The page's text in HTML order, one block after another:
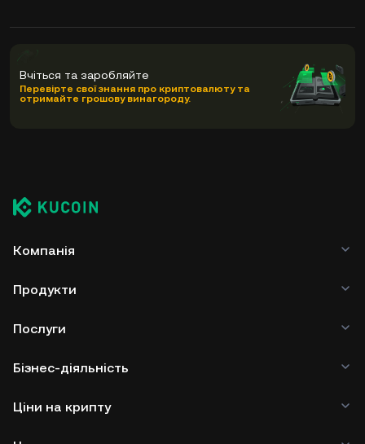
Вчіться та заробляйте
Перевірте свої знання про криптовалюту та
отримайте грошову винагороду.
Компанія
Продукти
Послуги
Бізнес-діяльність
Ціни на крипту